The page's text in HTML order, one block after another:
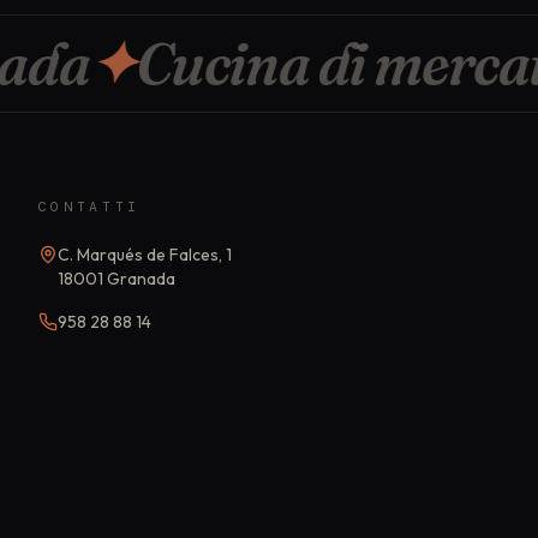
✦Cucina di mercato
CONTATTI
C. Marqués de Falces, 1
18001 Granada
958 28 88 14